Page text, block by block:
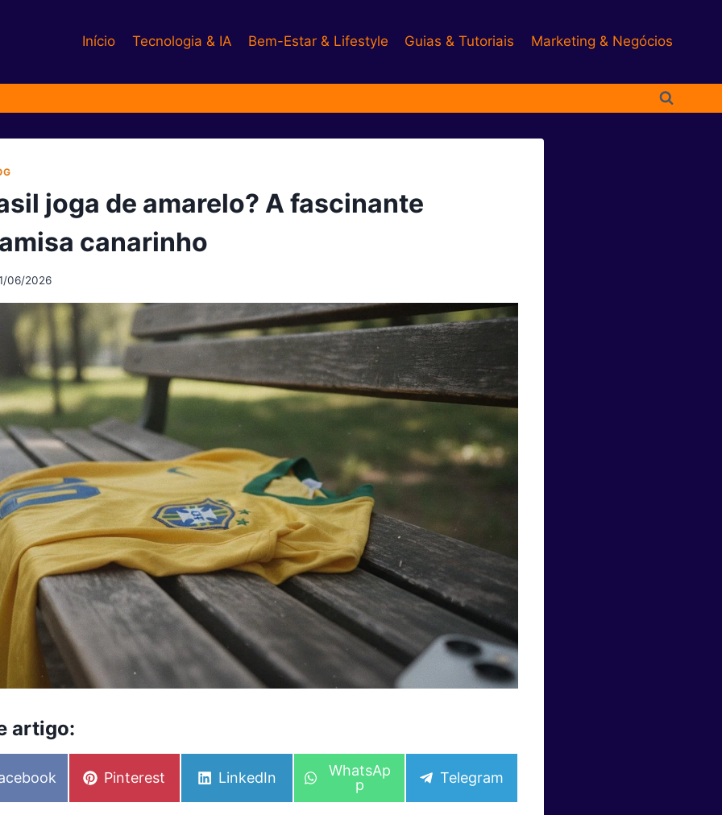
Início Tecnologia & IA Bem-Estar & Lifestyle Guias & Tutoriais Marketing & Negócios
joga de amarelo? A fascinante
canarinho
06/2026
artigo:
S
a
Pinterest
S
a
LinkedIn
S
a
WhatsAp
p
S
a
Telegram